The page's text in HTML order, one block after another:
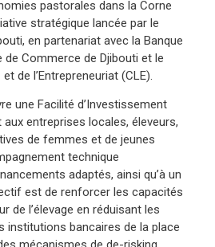
pastorales dans la Corne
stratégique lancée par le
en partenariat avec la Banque
de Commerce de Djibouti et le
de l’Entrepreneuriat (CLE).
une Facilité d’Investissement
entreprises locales, éleveurs,
de femmes et de jeunes
technique
adaptés, ainsi qu’à un
est de renforcer les capacités
de l’élevage en réduisant les
institutions bancaires de la place